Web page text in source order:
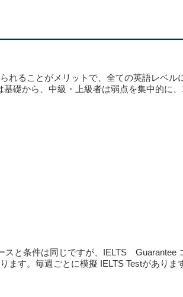
れることがメリットで、全ての英語レベル
礎から、中級・上級者は弱点を集中的に
スと条件は同じですが、IELTS Guarantee
す。毎週ごとに模擬 IELTS Testがありま